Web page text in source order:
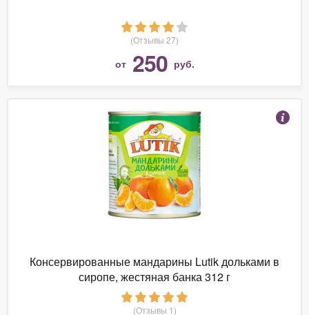
(Отзывы 27)
от 250 руб.
Консервированные мандарины Lutik дольками в
сиропе, жестяная банка 312 г
(Отзывы 1)